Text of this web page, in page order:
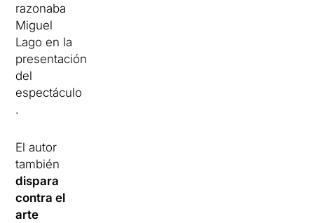
razonaba
Miguel
Lago en la
presentación
del
espectáculo
.
El autor
también
dispara
contra el
arte